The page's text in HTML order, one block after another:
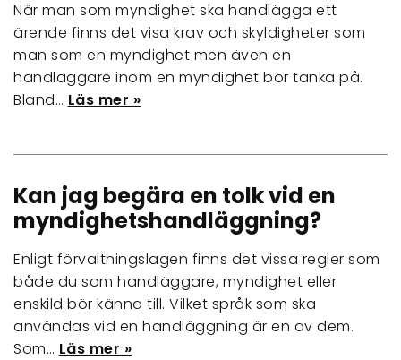
När man som myndighet ska handlägga ett
ärende finns det visa krav och skyldigheter som
man som en myndighet men även en
handläggare inom en myndighet bör tänka på.
Bland… Läs mer »
Kan jag begära en tolk vid en
myndighetshandläggning?
Enligt förvaltningslagen finns det vissa regler som
både du som handläggare, myndighet eller
enskild bör känna till. Vilket språk som ska
användas vid en handläggning är en av dem.
Som… Läs mer »